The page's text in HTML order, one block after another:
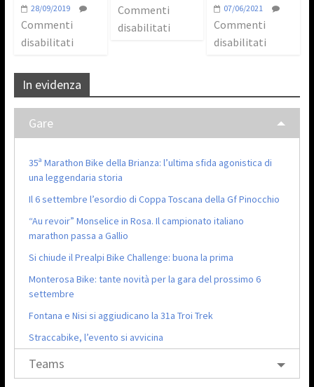
28/09/2019
Commenti
disabilitati
Commenti
disabilitati
07/06/2021
Commenti
disabilitati
In evidenza
Gare
35ª Marathon Bike della Brianza: l’ultima sfida agonistica di
una leggendaria storia
Il 6 settembre l’esordio di Coppa Toscana della Gf Pinocchio
“Au revoir” Monselice in Rosa. Il campionato italiano
marathon passa a Gallio
Si chiude il Prealpi Bike Challenge: buona la prima
Monterosa Bike: tante novità per la gara del prossimo 6
settembre
Fontana e Nisi si aggiudicano la 31a Troi Trek
Straccabike, l’evento si avvicina
Teams